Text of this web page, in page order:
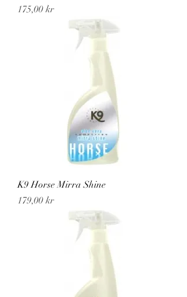
Pris
175,00 kr
K9 Horse Mirra Shine
Pris
179,00 kr